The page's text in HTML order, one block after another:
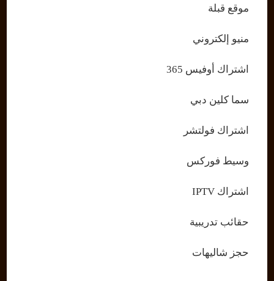
موقع قبلة
منيو إلكتروني
اشتراك أوفيس 365
سما كلين دبي
اشتراك فولتشر
وسيط فوركس
اشتراك IPTV
حقائب تدريبية
حجز شاليهات